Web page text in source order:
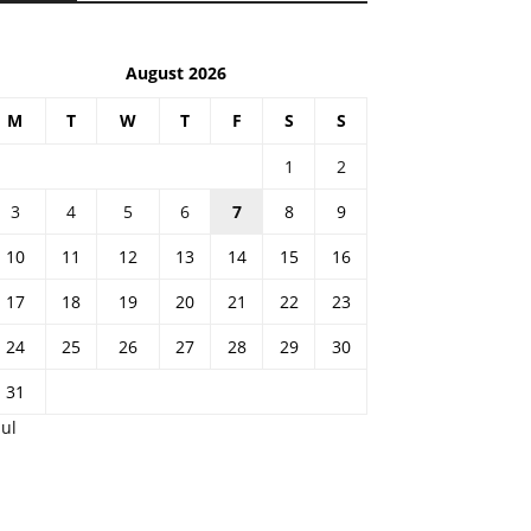
August 2026
M T W T F S S
1
2
3
4 5 6 7 8
9
10
11 12 13 14 15
16
17
18 19 20 21 22
23
24
25 26 27 28 29
30
31